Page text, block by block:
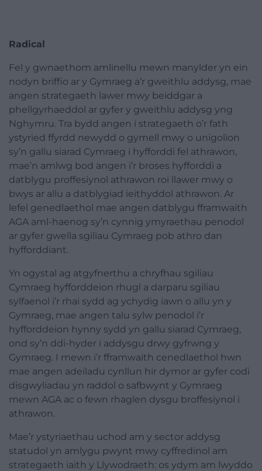
Radical
Fel y gwnaethom amlinellu mewn manylder yn ein
nodyn briffio ar y Gymraeg a’r gweithlu addysg, mae
angen strategaeth lawer mwy beiddgar a
phellgyrhaeddol ar gyfer y gweithlu addysg yng
Nghymru. Tra bydd angen i strategaeth o’r fath
ystyried ffyrdd newydd o gymell mwy o unigolion
sy’n gallu siarad Cymraeg i hyfforddi fel athrawon,
mae’n amlwg bod angen i’r broses hyfforddi a
datblygu proffesiynol athrawon roi llawer mwy o
bwys ar allu a datblygiad ieithyddol athrawon. Ar
lefel genedlaethol mae angen datblygu fframwaith
AGA aml-haenog sy’n cynnig ymyraethau penodol
ar gyfer gwella sgiliau Cymraeg pob athro dan
hyfforddiant.
Yn ogystal ag atgyfnerthu a chryfhau sgiliau
Cymraeg hyfforddeion rhugl a darparu sgiliau
sylfaenol i’r rhai sydd ag ychydig iawn o allu yn y
Gymraeg, mae angen talu sylw penodol i’r
hyfforddeion hynny sydd yn gallu siarad Cymraeg,
ond sy’n ddi-hyder i addysgu drwy gyfrwng y
Gymraeg. I mewn i’r fframwaith cenedlaethol hwn
mae angen adeiladu cynllun hir dymor ar gyfer codi
disgwyliadau yn raddol o safbwynt y Gymraeg
mewn AGA ac o fewn rhaglen dysgu broffesiynol i
athrawon.
Mae’r ystyriaethau uchod am y sector addysg
statudol yn amlygu pwynt mwy cyffredinol am
strategaeth iaith y Llywodraeth: os ydym am lwyddo